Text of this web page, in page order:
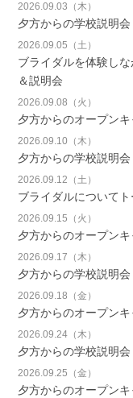
2026.09.03（木）
夕方からの学校説明
2026.09.05（土）
ブライダルを体験し
＆説明会
2026.09.08（火）
夕方からのオープン
2026.09.10（木）
夕方からの学校説明
2026.09.12（土）
ブライダルについて
2026.09.15（火）
夕方からのオープン
2026.09.17（木）
夕方からの学校説明
2026.09.18（金）
夕方からのオープン
2026.09.24（木）
夕方からの学校説明
2026.09.25（金）
夕方からのオープン